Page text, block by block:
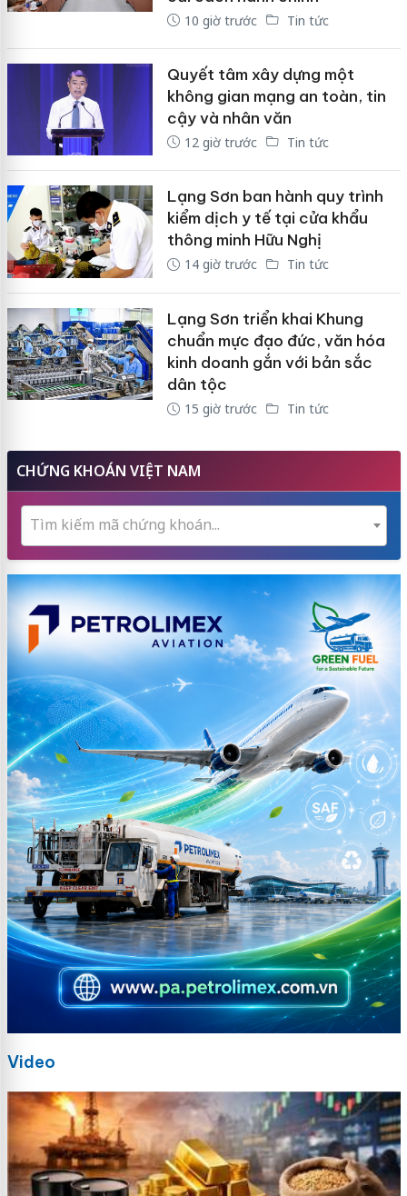
10 giờ trước Tin tức
Quyết tâm xây dựng một
không gian mạng an toàn, tin
cậy và nhân văn
12 giờ trước Tin tức
Lạng Sơn ban hành quy trình
kiểm dịch y tế tại cửa khẩu
thông minh Hữu Nghị
14 giờ trước Tin tức
Lạng Sơn triển khai Khung
chuẩn mực đạo đức, văn hóa
kinh doanh gắn với bản sắc
dân tộc
15 giờ trước Tin tức
CHỨNG KHOÁN VIỆT NAM
Tìm kiếm mã chứng khoán...
Video